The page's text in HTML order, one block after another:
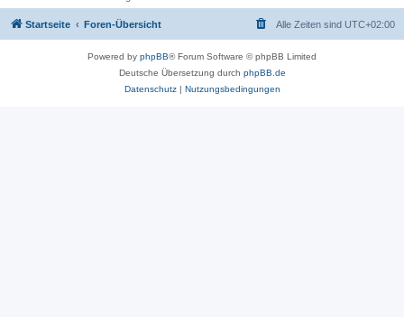
Startseite Foren-Übersicht Alle Zeiten sind UTC+02:00
Powered by phpBB® Forum Software © phpBB Limited
Deutsche Übersetzung durch phpBB.de
Datenschutz| Nutzungsbedingungen